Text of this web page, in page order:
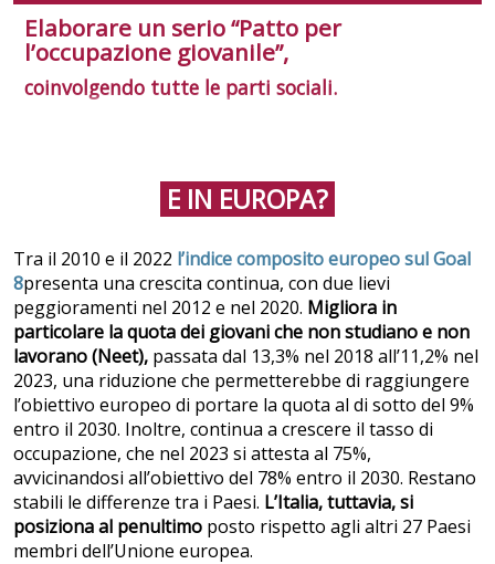
Elaborare un serio “Patto per
l’occupazione giovanile”,
coinvolgendo tutte le parti sociali.
E IN EUROPA?
Tra il 2010 e il 2022 l’indice composito europeo sul Goal
8presenta una crescita continua, con due lievi
peggioramenti nel 2012 e nel 2020. Migliora in
particolare la quota dei giovani che non studiano e non
lavorano(Neet), passata dal 13,3% nel 2018 all’11,2% nel
2023, una riduzione che permetterebbe di raggiungere
l’obiettivo europeo di portare la quota al di sotto del 9%
entro il 2030. Inoltre, continua a crescere il tasso di
occupazione, che nel 2023 si attesta al 75%,
avvicinandosi all’obiettivo del 78% entro il 2030. Restano
stabili le differenze tra i Paesi. L’Italia, tuttavia, si
posiziona al penultimo posto rispetto agli altri 27 Paesi
membri dell’Unione europea.